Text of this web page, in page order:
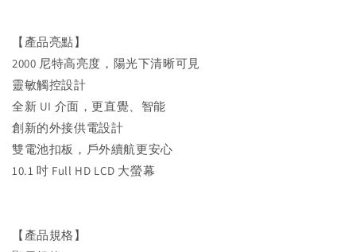
【產品亮點】
2000 尼特高亮度，陽光下清晰可見
靈敏觸控設計
全新 UI 介面，更直覺、智能
創新的外接供電設計
雙電池扣板，戶外續航更安心
10.1 吋 Full HD LCD 大螢幕
【產品規格】